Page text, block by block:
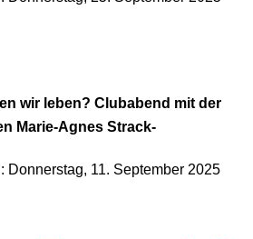
wir leben? Clubabend mit der
Marie-Agnes Strack-
Donnerstag, 11. September 2025